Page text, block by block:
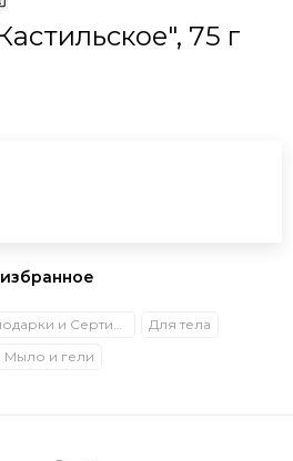
75 г
Для тела
Мыло и гели